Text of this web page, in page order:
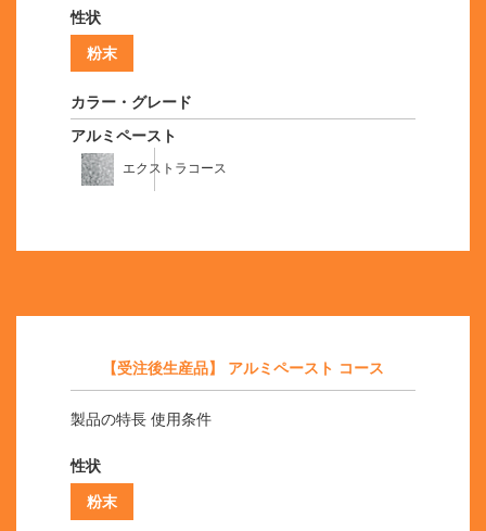
性状
粉末
カラー・グレード
アルミペースト
エクストラコース
【受注後生産品】 アルミペースト コース
製品の特長 使用条件
性状
粉末